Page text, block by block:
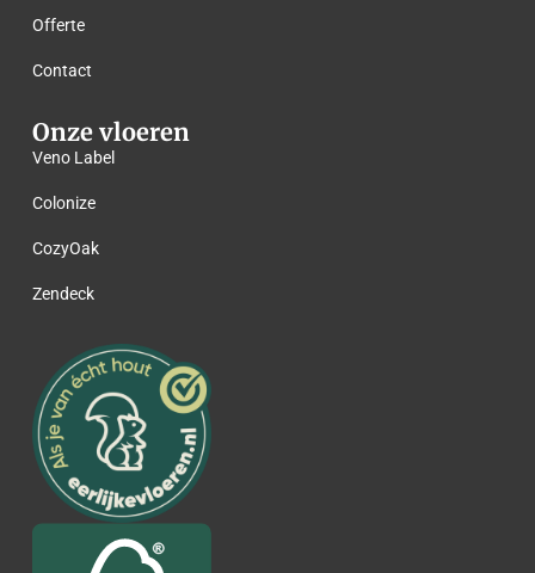
Offerte
Contact
Onze vloeren
Veno Label
Colonize
CozyOak
Zendeck